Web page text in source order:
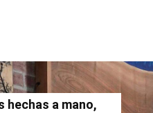
hechas a mano,